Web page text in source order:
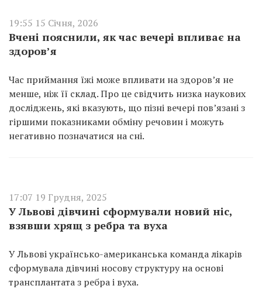
19:55 15 Січня, 2026
Вчені пояснили, як час вечері впливає на
здоров’я
Час приймання їжі може впливати на здоров’я не
менше, ніж її склад. Про це свідчить низка наукових
досліджень, які вказують, що пізні вечері пов’язані з
гіршими показниками обміну речовин і можуть
негативно позначатися на сні.
17:07 19 Грудня, 2025
У Львові дівчині сформували новий ніс,
взявши хрящ з ребра та вуха
У Львові українсько-американська команда лікарів
сформувала дівчині носову структуру на основі
трансплантата з ребра і вуха.